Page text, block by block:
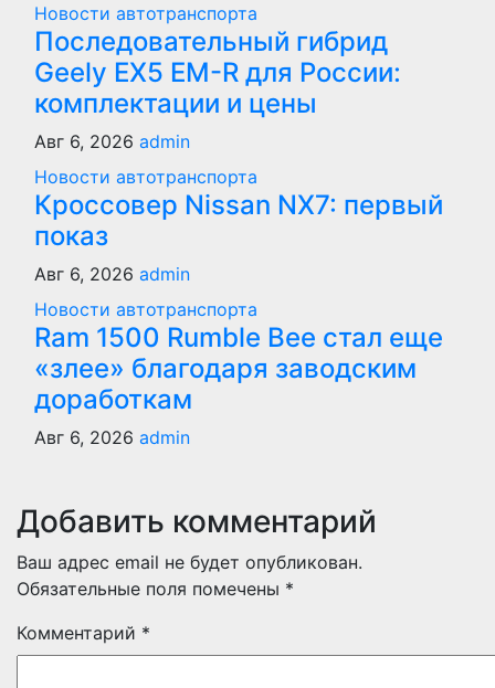
Новости автотранспорта
Последовательный гибрид
Geely EX5 EM-R для России:
комплектации и цены
Авг 6, 2026 admin
Новости автотранспорта
Кроссовер Nissan NX7: первый
показ
Авг 6, 2026 admin
Новости автотранспорта
Ram 1500 Rumble Bee стал еще
«злее» благодаря заводским
доработкам
Авг 6, 2026 admin
Добавить комментарий
Ваш адрес email не будет опубликован.
Обязательные поля помечены *
Комментарий *